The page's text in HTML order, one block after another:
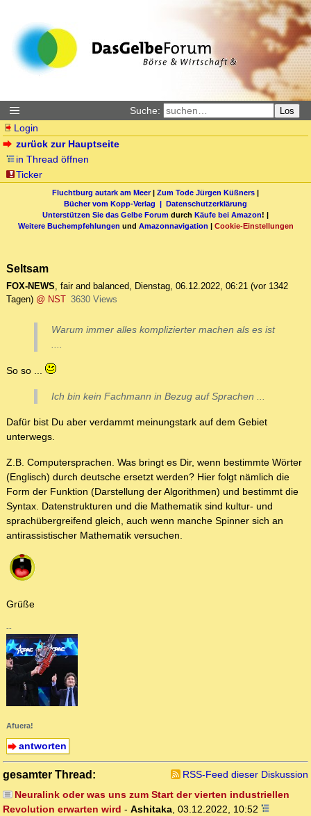
Suche: Los
Login
zurück zur Hauptseite
in Thread öffnen
Ticker
Fluchtburg autark am Meer| Zum Tode Jürgen Küßners |
Bücher vom Kopp-Verlag | Datenschutzerklärung
Unterstützen Sie das Gelbe Forum durch Käufe bei Amazon! |
Weitere Buchempfehlungen und Amazonnavigation | Cookie-Einstellungen
Seltsam
FOX-NEWS, fair and balanced, Dienstag, 06.12.2022, 06:21 (vor 1342
Tagen) @ NST 3630 Views
Warum immer alles komplizierter machen als es ist
....
So so ...
Ich bin kein Fachmann in Bezug auf Sprachen ...
Dafür bist Du aber verdammt meinungstark auf dem Gebiet
unterwegs.
Z.B. Computersprachen. Was bringt es Dir, wenn bestimmte Wörter
(Englisch) durch deutsche ersetzt werden? Hier folgt nämlich die
Form der Funktion (Darstellung der Algorithmen) und bestimmt die
Syntax. Datenstrukturen und die Mathematik sind kultur- und
sprachübergreifend gleich, auch wenn manche Spinner sich an
antirassistischer Mathematik versuchen.
Grüße
--
Afuera!
antworten
gesamter Thread:
RSS-Feed dieser Diskussion
Neuralink oder was uns zum Start der vierten industriellen
Revolution erwarten wird - Ashitaka 03.12.2022, 10:52